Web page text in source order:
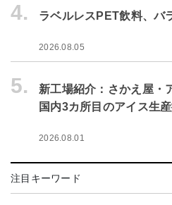
4. ラベルレスPET飲料、バ
2026.08.05
5.
新工場紹介：さかえ屋
国内3カ所目のアイス生
2026.08.01
注目キーワード